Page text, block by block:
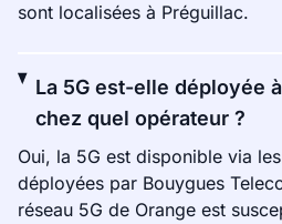
sont localisées à Préguillac.
La 5G est-elle déployée
chez quel opérateur ?
Oui, la 5G est disponible via
déployées par Bouygues
réseau 5G de Orange est